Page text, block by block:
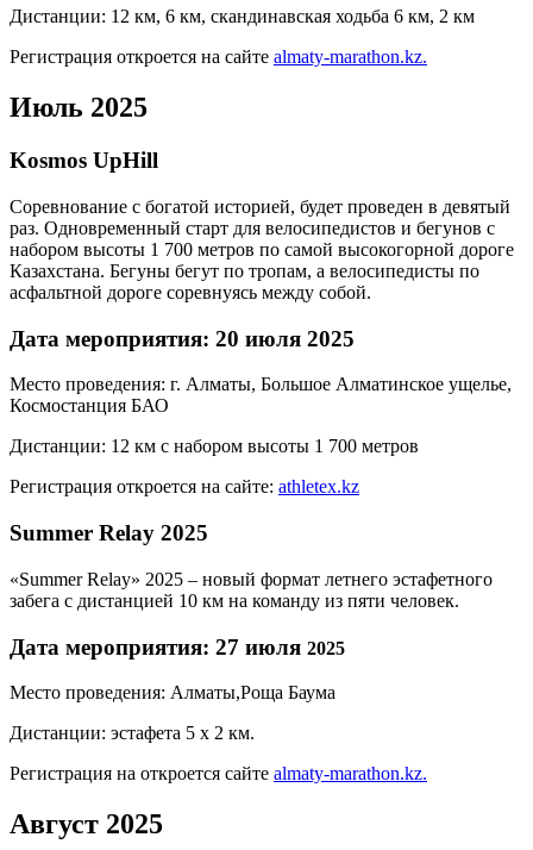
Дистанции: 12 км, 6 км, скандинавская ходьба 6 км, 2 км
Регистрация откроется на сайте almaty-marathon.kz.
Июль 2025
Kosmos UpHill
Соревнование с богатой историей, будет проведен в девятый
раз. Одновременный старт для велосипедистов и бегунов с
набором высоты 1 700 метров по самой высокогорной дороге
Казахстана. Бегуны бегут по тропам, а велосипедисты по
асфальтной дороге соревнуясь между собой.
Дата мероприятия: 20 июля 2025
Место проведения: г. Алматы, Большое Алматинское ущелье,
Космостанция БАО
Дистанции: 12 км с набором высоты 1 700 метров
Регистрация откроется на сайте: athletex.kz
Summer Relay 2025
«Summer Relay» 2025 – новый формат летнего эстафетного
забега с дистанцией 10 км на команду из пяти человек.
Дата мероприятия: 27 июля 2025
Место проведения: Алматы,Роща Баума
Дистанции: эстафета 5 х 2 км.
Регистрация на откроется сайте almaty-marathon.kz.
Август 2025